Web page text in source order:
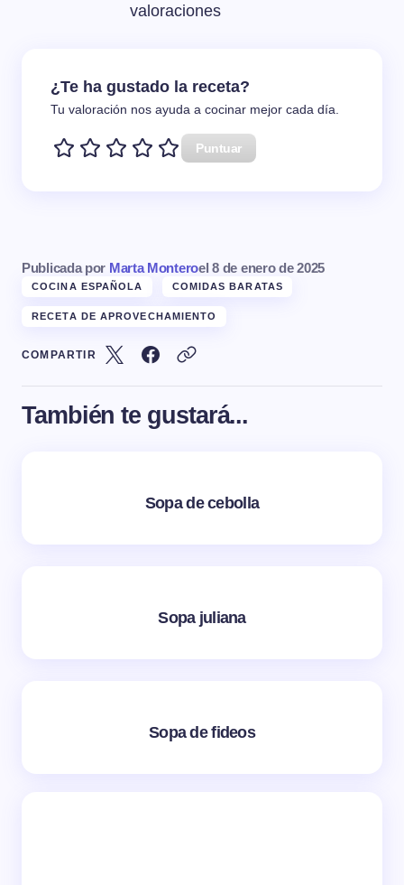
valoraciones
¿Te ha gustado la receta?
Tu valoración nos ayuda a cocinar mejor cada día.
Puntuar
Publicada por Marta Monteroel 8 de enero de 2025
COCINA ESPAÑOLA COMIDAS BARATAS
RECETA DE APROVECHAMIENTO
COMPARTIR
También te gustará...
Sopa de cebolla
Sopa juliana
Sopa de fideos